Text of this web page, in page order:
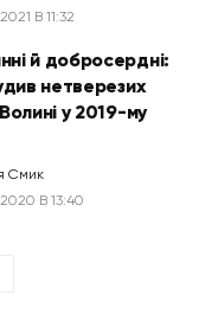
В 11:32
й добросердні:
нетверезих
у 2019-му
Смик
В 13:40